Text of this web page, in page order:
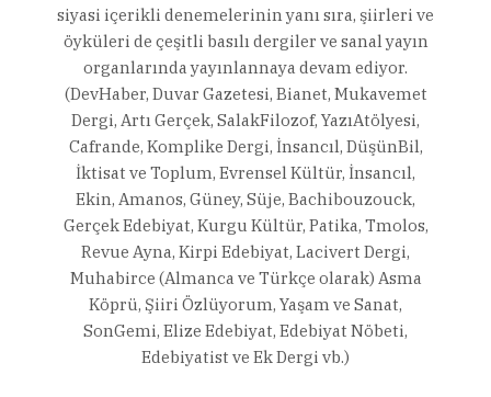
siyasi içerikli denemelerinin yanı sıra, şiirleri ve
öyküleri de çeşitli basılı dergiler ve sanal yayın
organlarında yayınlannaya devam ediyor.
(DevHaber, Duvar Gazetesi, Bianet, Mukavemet
Dergi, Artı Gerçek, SalakFilozof, YazıAtölyesi,
Cafrande, Komplike Dergi, İnsancıl, DüşünBil,
İktisat ve Toplum, Evrensel Kültür, İnsancıl,
Ekin, Amanos, Güney, Süje, Bachibouzouck,
Gerçek Edebiyat, Kurgu Kültür, Patika, Tmolos,
Revue Ayna, Kirpi Edebiyat, Lacivert Dergi,
Muhabirce (Almanca ve Türkçe olarak) Asma
Köprü, Şiiri Özlüyorum, Yaşam ve Sanat,
SonGemi, Elize Edebiyat, Edebiyat Nöbeti,
Edebiyatist ve Ek Dergi vb.)